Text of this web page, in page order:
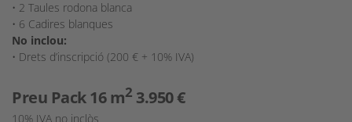
• 2 Taules rodona blanca
• 6 Cadires blanques
No inclou:
• Drets d’inscripció (200 € + 10% IVA)
Preu Pack 16 m2 3.950 €
10% IVA no inclòs